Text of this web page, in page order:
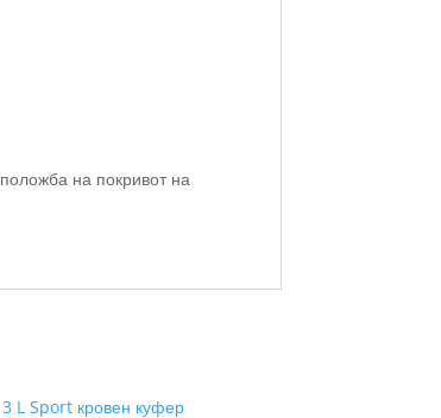
на покривот на